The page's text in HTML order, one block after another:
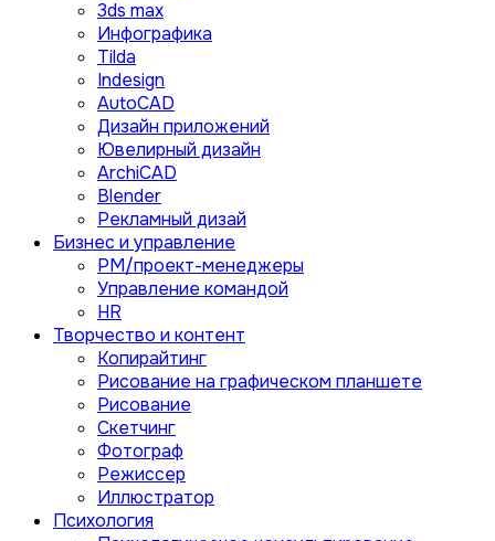
3ds max
Инфографика
Tilda
Indesign
AutoCAD
Дизайн приложений
Ювелирный дизайн
ArchiCAD
Blender
Рекламный дизай
Бизнес и управление
PM/проект-менеджеры
Управление командой
HR
Творчество и контент
Копирайтинг
Рисование на графическом планшете
Рисование
Скетчинг
Фотограф
Режиссер
Иллюстратор
Психология